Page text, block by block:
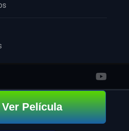
Ver Película